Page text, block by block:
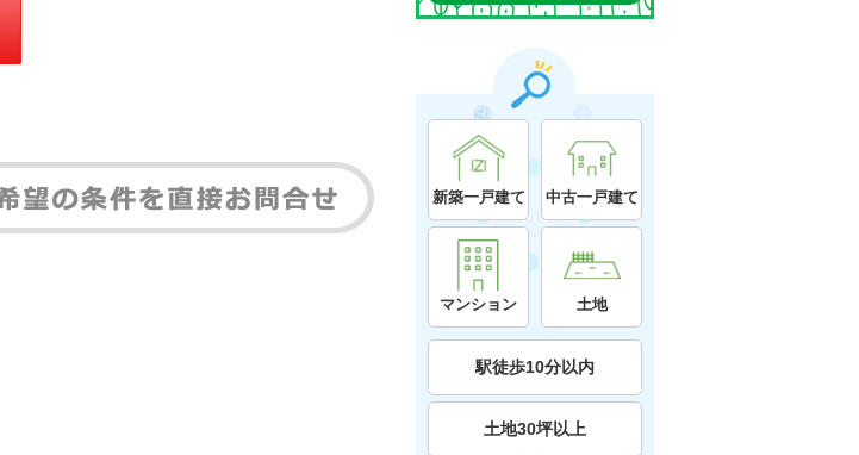
新築一戸建て 中古一戸建て
マンション 土地
駅徒歩10分以内
土地30坪以上